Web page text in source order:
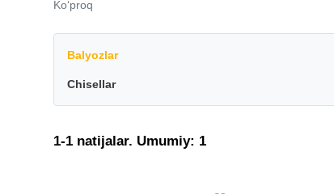
tomonidan taqdim etilgan bo'lib, ularning
Ko‘proq
Balyozlar
Chisellar
1-1 natijalar. Umumiy: 1